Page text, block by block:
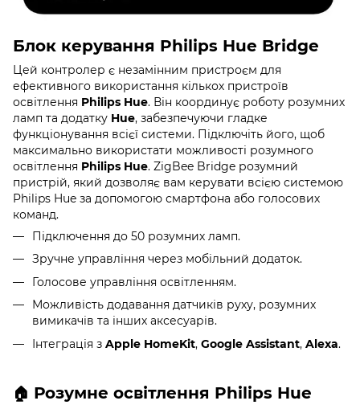
Блок керування Philips Hue Bridge
Цей контролер є незамінним пристроєм для
ефективного використання кількох пристроїв
освітлення Philips Hue. Він координує роботу розумних
ламп та додатку Hue, забезпечуючи гладке
функціонування всієї системи. Підключіть його, щоб
максимально використати можливості розумного
освітлення Philips Hue. ZigBee Bridge розумний
пристрій, який дозволяє вам керувати всією системою
Philips Hue за допомогою смартфона або голосових
команд.
Підключення до 50 розумних ламп.
Зручне управління через мобільний додаток.
Голосове управління освітленням.
Можливість додавання датчиків руху, розумних
вимикачів та інших аксесуарів.
Інтеграція з Apple HomeKit, Google Assistant, Alexa.
🏠 Розумне освітлення Philips Hue